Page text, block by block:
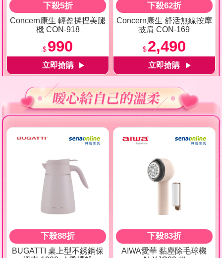
下殺5折
Concern康生 輕盈揉捏美腿
機 CON-918
$990
下殺62折
Concern康生 舒活無線按摩
披肩 CON-169
$2,490
下殺88折
BUGATTI 桌上型不銹鋼保
下殺83折
AIWA愛華 黏塵除毛球機